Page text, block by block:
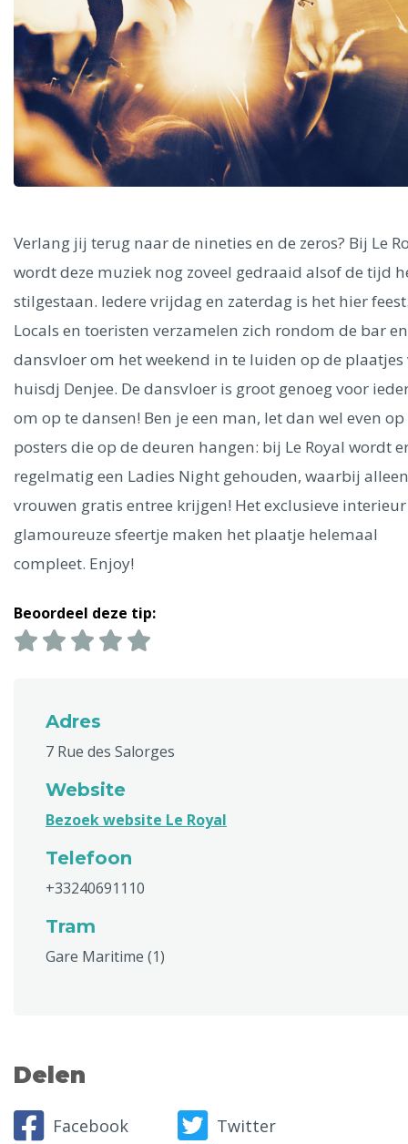
Phoenix
Dresden
Ålesund
Singapore
Rome Mechelen Venetië
Dublin
Hong Kong München Wenen Budapest
Madrid
Vancouver
Alles bekijken
Verlang jij terug naar de nineties en de zeros? Bij Le
wordt deze muziek nog zoveel gedraaid alsof de tijd
stilgestaan. Iedere vrijdag en zaterdag is het hier
Locals en toeristen verzamelen zich rondom de bar
dansvloer om het weekend in te luiden op de plaatjes
huisdj Denjee. De dansvloer is groot genoeg voor
om op te dansen! Ben je een man, let dan wel even op
posters die op de deuren hangen: bij Le Royal wordt
regelmatig een Ladies Night gehouden, waarbij
vrouwen gratis entree krijgen! Het exclusieve
glamoureuze sfeertje maken het plaatje helemaal
compleet. Enjoy!
Beoordeel deze tip:
Adres
7 Rue des Salorges
Website
Bezoek website Le Royal
Telefoon
+33240691110
Tram
Gare Maritime (1)
Delen
Facebook
Twitter